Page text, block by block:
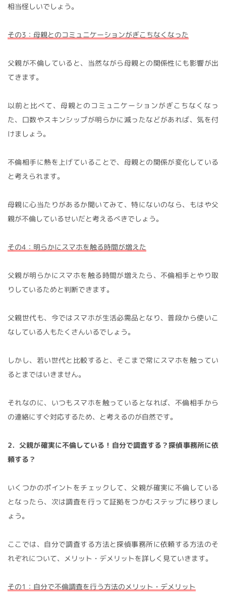
相当怪しいでしょう。
その3：母親とのコミュニケーションがぎこちなくなった
父親が不倫していると、当然ながら母親との関係性にも影響が出
てきます。
以前と比べて、母親とのコミュニケーションがぎこちなくなっ
た、口数やスキンシップが明らかに減ったなどがあれば、気を付
けましょう。
不倫相手に熱を上げていることで、母親との関係が変化している
と考えられます。
母親に心当たりがあるか聞いてみて、特にないのなら、もはや父
親が不倫しているせいだと考えるべきでしょう。
その4：明らかにスマホを触る時間が増えた
父親が明らかにスマホを触る時間が増えたら、不倫相手とやり取
りしているためと判断できます。
父親世代も、今ではスマホが生活必需品となり、普段から使いこ
なしている人もたくさんいるでしょう。
しかし、若い世代と比較すると、そこまで常にスマホを触ってい
るとまではいきません。
それなのに、いつもスマホを触っているとなれば、不倫相手から
の連絡にすぐ対応するため、と考えるのが自然です。
2．父親が確実に不倫している！自分で調査する？探偵事務所に依
頼する？
いくつかのポイントをチェックして、父親が確実に不倫している
となったら、次は調査を行って証拠をつかむステップに移りまし
ょう。
ここでは、自分で調査する方法と探偵事務所に依頼する方法のそ
れぞれについて、メリット・デメリットを詳しく見ていきます。
その1：自分で不倫調査を行う方法のメリット・デメリット